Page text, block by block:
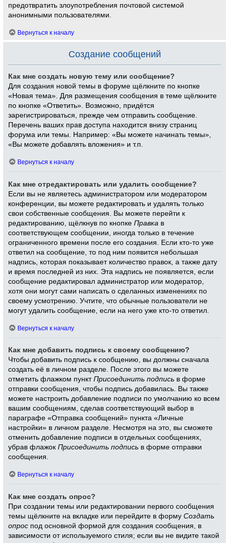
предотвратить злоупотребления почтовой системой
анонимными пользователями.
Вернуться к началу
Создание сообщений
Как мне создать новую тему или сообщение?
Для создания новой темы в форуме щёлкните по кнопке
«Новая тема». Для размещения сообщения в теме щёлкните
по кнопке «Ответить». Возможно, придётся
зарегистрироваться, прежде чем отправить сообщение.
Перечень ваших прав доступа находится внизу страниц
форума или темы. Например: «Вы можете начинать темы»,
«Вы можете добавлять вложения» и т.п.
Вернуться к началу
Как мне отредактировать или удалить сообщение?
Если вы не являетесь администратором или модератором
конференции, вы можете редактировать и удалять только
свои собственные сообщения. Вы можете перейти к
редактированию, щёлкнув по кнопкеПравка в
соответствующем сообщении, иногда только в течение
ограниченного времени после его создания. Если кто-то уже
ответил на сообщение, то под ним появится небольшая
надпись, которая показывает количество правок, а также дату
и время последней из них. Эта надпись не появляется, если
сообщение редактировал администратор или модератор,
хотя они могут сами написать о сделанных изменениях по
своему усмотрению. Учтите, что обычные пользователи не
могут удалить сообщение, если на него уже кто-то ответил.
Вернуться к началу
Как мне добавить подпись к своему сообщению?
Чтобы добавить подпись к сообщению, вы должны сначала
создать её в личном разделе. После этого вы можете
отметить флажком пунктПрисоединить подпись в форме
отправки сообщения, чтобы подпись добавилась. Вы также
можете настроить добавление подписи по умолчанию ко всем
вашим сообщениям, сделав соответствующий выбор в
параграфе «Отправка сообщений» пункта «Личные
настройки» в личном разделе. Несмотря на это, вы сможете
отменить добавление подписи в отдельных сообщениях,
убрав флажокПрисоединить подпись в форме отправки
сообщения.
Вернуться к началу
Как мне создать опрос?
При создании темы или редактировании первого сообщения
темы щёлкните на вкладке или перейдите в формуСоздать
опрос под основной формой для создания сообщения, в
зависимости от используемого стиля; если вы не видите такой